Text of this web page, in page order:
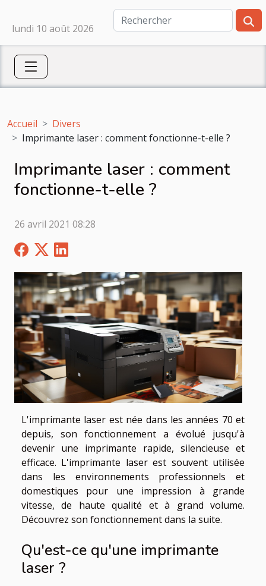
lundi 10 août 2026
Accueil
Divers
Imprimante laser : comment fonctionne-t-elle ?
Imprimante laser : comment
fonctionne-t-elle ?
26 avril 2021 08:28
L'imprimante laser est née dans les années 70 et
depuis, son fonctionnement a évolué jusqu'à
devenir une imprimante rapide, silencieuse et
efficace. L'imprimante laser est souvent utilisée
dans les environnements professionnels et
domestiques pour une impression à grande
vitesse, de haute qualité et à grand volume.
Découvrez son fonctionnement dans la suite.
Qu'est-ce qu'une imprimante
laser ?